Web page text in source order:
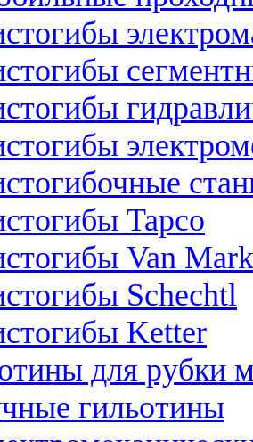
Tapco
Van Mark
Schechtl
Ketter
для рубки
гильотины